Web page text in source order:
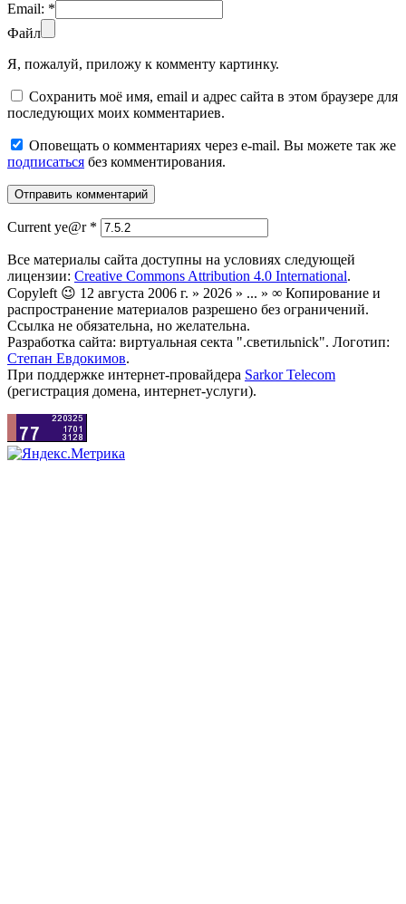
Email: *
Файл
Я, пожалуй, приложу к комменту картинку.
Сохранить моё имя, email и адрес сайта в этом браузере для
последующих моих комментариев.
Оповещать о комментариях через e-mail. Вы можете так же
подписаться без комментирования.
Current ye@r *
Все материалы сайта доступны на условиях следующей
лицензии: Creative Commons Attribution 4.0 International.
Copyleft 😉 12 августа 2006 г. » 2026 » ... » ∞ Копирование и
распространение материалов разрешено без ограничений.
Ссылка не обязательна, но желательна.
Разработка сайта: виртуальная секта ".светильnick". Логотип:
Степан Евдокимов.
При поддержке интернет-провайдера Sarkor Telecom
(регистрация домена, интернет-услуги).